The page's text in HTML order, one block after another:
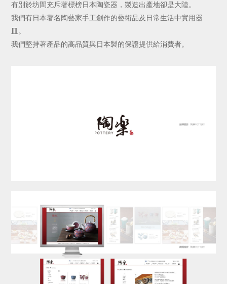
有別於坊間充斥著標榜日本陶瓷器，製造出產地卻是大陸。
我們有日本著名陶藝家手工創作的藝術品及日常生活中實用器
皿。
我們堅持著產品的高品質與日本製的保證提供給消費者。